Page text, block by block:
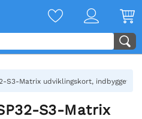
S3-Matrix udviklingskort, indbygget
S3-Matrix